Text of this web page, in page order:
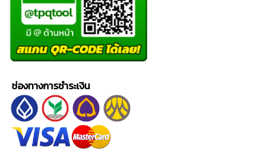
ช่องทางการชำระเงิน